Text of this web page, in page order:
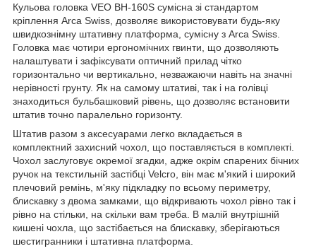
Кульова головка VEO BH-160S сумісна зі стандартом
кріплення Arca Swiss, дозволяє використовувати будь-яку
швидкознімну штативну платформа, сумісну з Arca Swiss.
Головка має чотири ергономічних гвинти, що дозволяють
налаштувати і зафіксувати оптичний прилад чітко
горизонтально чи вертикально, незважаючи навіть на значні
нерівності грунту. Як на самому штативі, так і на голівці
знаходиться бульбашковий рівень, що дозволяє встановити
штатив точно паралельно горизонту.
Штатив разом з аксесуарами легко вкладається в
комплектний захисний чохол, що поставляється в комплекті.
Чохол заслуговує окремої згадки, адже окрім спарених бічних
ручок на текстильній застібці Velcro, він має м'який і широкий
плечовий ремінь, м'яку підкладку по всьому периметру,
блискавку з двома замками, що відкривають чохол рівно так і
рівно на стільки, на скільки вам треба. В малій внутрішній
кишені чохла, що застібається на блискавку, зберігаються
шестигранники і штативна платформа.